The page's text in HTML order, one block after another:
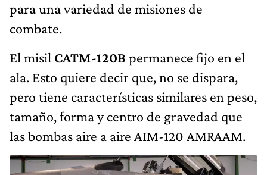
para una variedad de misiones de
combate.
El misil CATM-120B permanece fijo en el
ala. Esto quiere decir que, no se dispara,
pero tiene características similares en peso,
tamaño, forma y centro de gravedad que
las bombas aire a aire AIM-120 AMRAAM.